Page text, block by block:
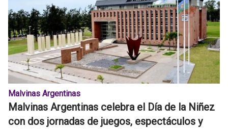
Malvinas Argentinas
Malvinas Argentinas celebra el Día de la Niñez
con dos jornadas de juegos, espectáculos y